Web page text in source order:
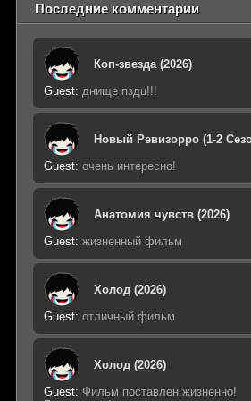
Последние комментарии
Коп-звезда (2026)
Guest: днище пздц!!!
Новый Ревизорро (1-2
Guest: очень интересно!
Анатомия чувств (2026)
Guest: жизненный фильм
Холод (2026)
Guest: отличный фильм
Холод (2026)
Guest: Фильм поставлен жизненно!